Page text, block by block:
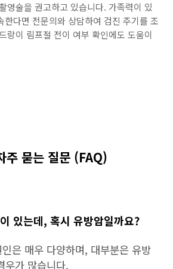
영술을 권고하고 있습니다. 가족력이 있
한다면 전문의와 상담하여 검진 주기를 조
랑이 림프절 전이 여부 확인에도 도움이
주 묻는 질문 (FAQ)
있는데, 혹시 유방암일까요?
은 매우 다양하며, 대부분은 유방
우가 많습니다.